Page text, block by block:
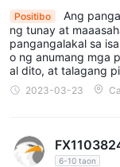
Positibo
Ang
ng tunay at
pangangalakal sa
o ng anumang mga
al dito, at talagang
hn kapag
syu at pag-withdraw
2023-03-23
6-10 taon